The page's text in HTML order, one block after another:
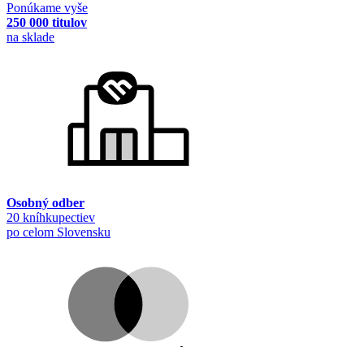
Ponúkame vyše
250 000 titulov
na sklade
Osobný odber
20 kníhkupectiev
po celom Slovensku